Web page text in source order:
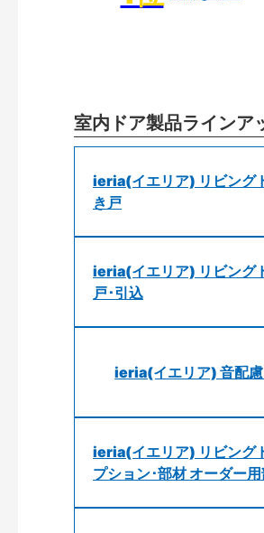
室内ドア製品ラインア
ieria(イエリア) リビング
き戸
ieria(イエリア) リビング
戸･引込
ieria(イエリア) 音配
ieria(イエリア) リビング
プション･部材 オーダー